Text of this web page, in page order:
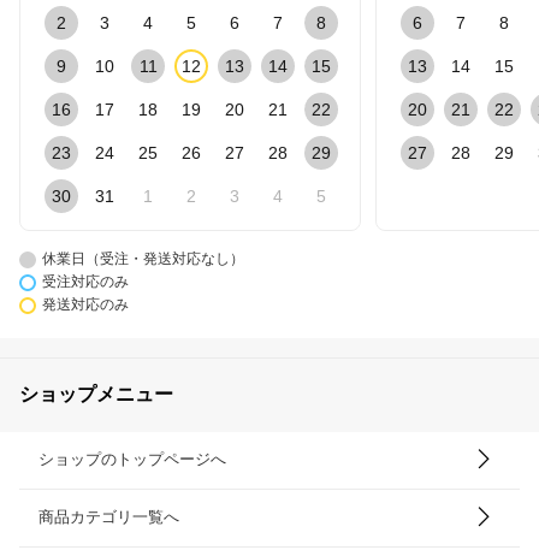
2 3 4 5 6 7 8
9 10 11 12 13 14 15
16 17 18 19 20 21 22
23 24 25 26 27 28 29
30 31 1 2 3 4 5
6 7 8
13 14 15
20 21 22
27 28 29
休業日（受注・発送対応なし）
受注対応のみ
発送対応のみ
ショップメニュー
ショップのトップページへ
商品カテゴリ一覧へ